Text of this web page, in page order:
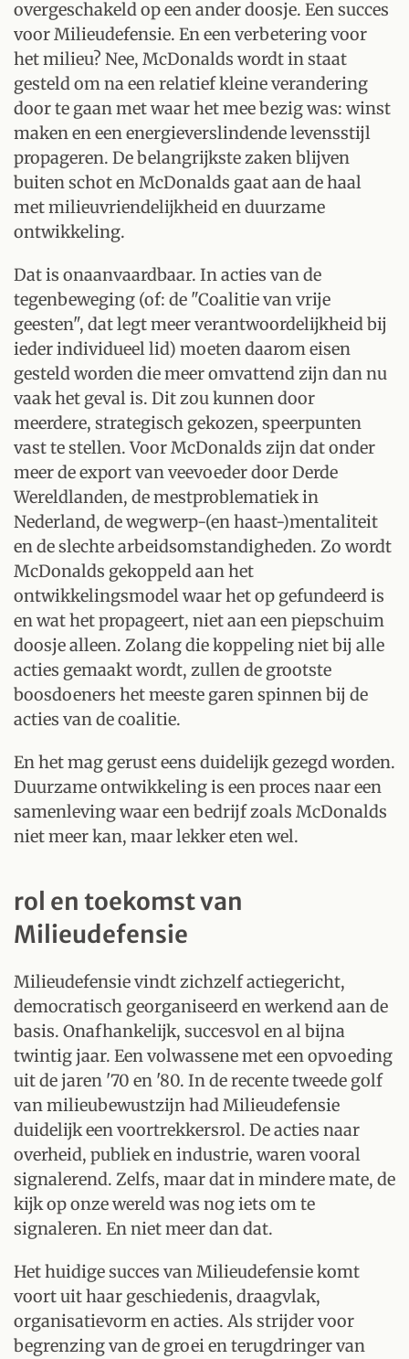
overgeschakeld op een ander doosje. Een succes
voor Milieudefensie. En een verbetering voor
het milieu? Nee, McDonalds wordt in staat
gesteld om na een relatief kleine verandering
door te gaan met waar het mee bezig was: winst
maken en een energieverslindende levensstijl
propageren. De belangrijkste zaken blijven
buiten schot en McDonalds gaat aan de haal
met milieuvriendelijkheid en duurzame
ontwikkeling.
Dat is onaanvaardbaar. In acties van de
tegenbeweging (of: de "Coalitie van vrije
geesten", dat legt meer verantwoordelijkheid bij
ieder individueel lid) moeten daarom eisen
gesteld worden die meer omvattend zijn dan nu
vaak het geval is. Dit zou kunnen door
meerdere, strategisch gekozen, speerpunten
vast te stellen. Voor McDonalds zijn dat onder
meer de export van veevoeder door Derde
Wereldlanden, de mestproblematiek in
Nederland, de wegwerp-(en haast-)mentaliteit
en de slechte arbeidsomstandigheden. Zo wordt
McDonalds gekoppeld aan het
ontwikkelingsmodel waar het op gefundeerd is
en wat het propageert, niet aan een piepschuim
doosje alleen. Zolang die koppeling niet bij alle
acties gemaakt wordt, zullen de grootste
boosdoeners het meeste garen spinnen bij de
acties van de coalitie.
En het mag gerust eens duidelijk gezegd worden.
Duurzame ontwikkeling is een proces naar een
samenleving waar een bedrijf zoals McDonalds
niet meer kan, maar lekker eten wel.
rol en toekomst van
Milieudefensie
Milieudefensie vindt zichzelf actiegericht,
democratisch georganiseerd en werkend aan de
basis. Onafhankelijk, succesvol en al bijna
twintig jaar. Een volwassene met een opvoeding
uit de jaren '70 en '80. In de recente tweede golf
van milieubewustzijn had Milieudefensie
duidelijk een voortrekkersrol. De acties naar
overheid, publiek en industrie, waren vooral
signalerend. Zelfs, maar dat in mindere mate, de
kijk op onze wereld was nog iets om te
signaleren. En niet meer dan dat.
Het huidige succes van Milieudefensie komt
voort uit haar geschiedenis, draagvlak,
organisatievorm en acties. Als strijder voor
begrenzing van de groei en terugdringer van